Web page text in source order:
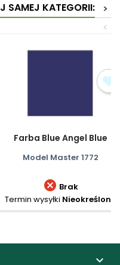
SAMEJ KATEGORII:
>
<
Farba Blue Angel Blue
Model Master 1772
 Brak
Termin wysyłki Nieokreślony
